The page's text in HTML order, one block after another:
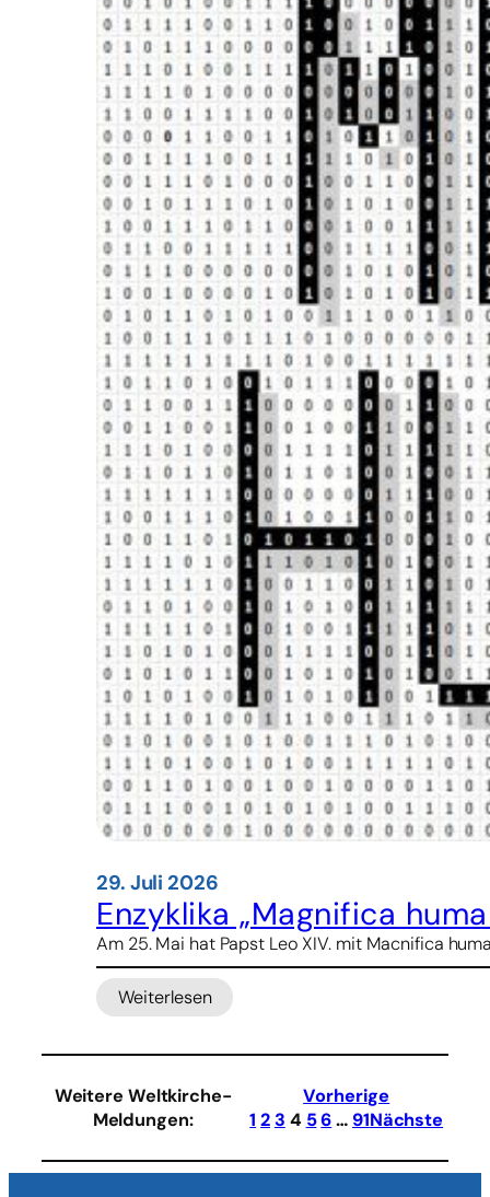
29. Juli 2026
Enzyklika „Magnifica
Am 25. Mai hat Papst Leo XIV. mit Macnifica
Weiterlesen
:
„Magnifica
jetzt
auch
Broschüre
Weitere Weltkirche-
Meldungen:
Vorherige
1 23 4 56… 91Nächste